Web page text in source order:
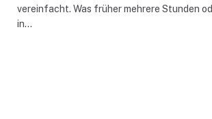
vereinfacht. Was früher mehrere Stunden
in…